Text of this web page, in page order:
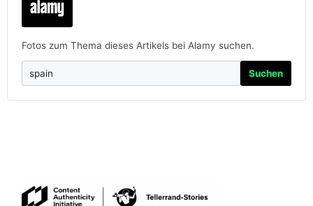
Fotos zum Thema dieses Artikels bei Alamy suchen.
Suchen